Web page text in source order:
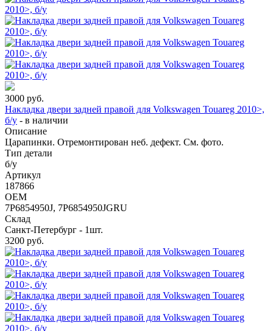
3000 руб.
Накладка двери задней правой для Volkswagen Touareg 2010>,
б/у - в наличии
Описание
Царапинки. Отремонтирован неб. дефект. См. фото.
Тип детали
б/у
Артикул
187866
OEM
7P6854950J, 7P6854950JGRU
Склад
Санкт-Петербург - 1шт.
3200 руб.